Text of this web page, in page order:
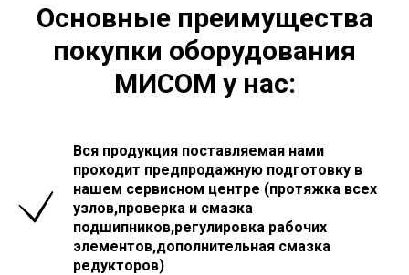
Основные преимущества
покупки оборудования
МИСОМ у нас:
Вся продукция поставляемая нами
проходит предпродажную подготовку в
нашем сервисном центре (протяжка всех
узлов,проверка и смазка
подшипников,регулировка рабочих
элементов,дополнительная смазка
редукторов)